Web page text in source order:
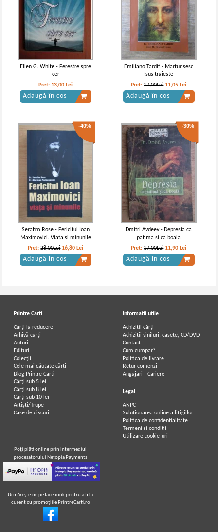
Ellen G. White - Ferestre spre
cer
Pret: 13,00 Lei
Adaugă în coș
Emiliano Tardif - Marturisesc
Isus traieste
Pret:17,00Lei 11,05 Lei
Adaugă în coș
-40%
Serafim Rose - Fericitul Ioan
Maximovici. Viata si minunile
Pret:28,00Lei 16,80 Lei
Adaugă în coș
-30%
Dmitri Avdeev - Depresia ca
patima si ca boala
Pret:17,00Lei 11,90 Lei
Adaugă în coș
Printre Carti
Carți la reducere
Arhivă carți
Autori
Edituri
Colecții
Cele mai căutate cărți
Blog Printre Carti
Cărţi sub 5 lei
Cărţi sub 8 lei
Cărţi sub 10 lei
Artiști/Trupe
Case de discuri
Informatii utile
Achizitii cărți
Achizitii viniluri, casete, CD/DVD
Contact
Cum cumpar?
Politica de livrare
Retur comenzi
Angajari - Cariere
Legal
ANPC
Soluționarea online a litigiilor
Politica de confidentialitate
Termeni si conditii
Utilizare cookie-uri
Poţi plăti online prin intermediul
procesatorului Netopia Payments
Urmăreşte-ne pe facebook pentru a fi la
curent cu promoţiile PrintreCarti.ro